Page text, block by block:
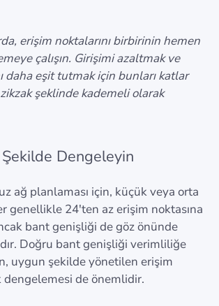
erişim noktalarını birbirinin hemen
çalışın. Girişimi azaltmak ve
daha eşit tutmak için bunları katlar
şeklinde kademeli olarak
Dengeleyin
ağ planlaması için, küçük veya orta
genellikle 24'ten az erişim noktasına
bant genişliği de göz önünde
Doğru bant genişliği verimliliğe
uygun şekilde yönetilen erişim
dengelemesi de önemlidir.